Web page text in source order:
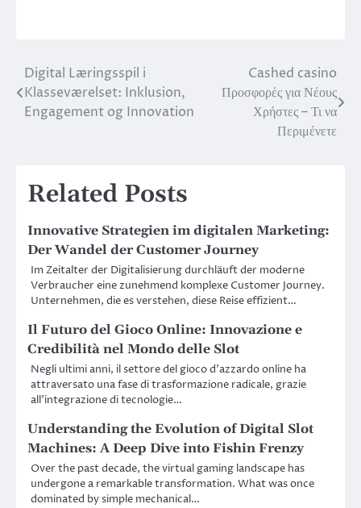
Post
navigation
Digital Læringsspil i
Klasseværelset: Inklusion,
Engagement og Innovation
Cashed casino
Προσφορές για Νέους
Χρήστες – Τι να
Περιμένετε
Related Posts
Innovative Strategien im digitalen Marketing:
Der Wandel der Customer Journey
Im Zeitalter der Digitalisierung durchläuft der moderne
Verbraucher eine zunehmend komplexe Customer Journey.
Unternehmen, die es verstehen, diese Reise effizient…
Il Futuro del Gioco Online: Innovazione e
Credibilità nel Mondo delle Slot
Negli ultimi anni, il settore del gioco d’azzardo online ha
attraversato una fase di trasformazione radicale, grazie
all’integrazione di tecnologie…
Understanding the Evolution of Digital Slot
Machines: A Deep Dive into Fishin Frenzy
Over the past decade, the virtual gaming landscape has
undergone a remarkable transformation. What was once
dominated by simple mechanical…